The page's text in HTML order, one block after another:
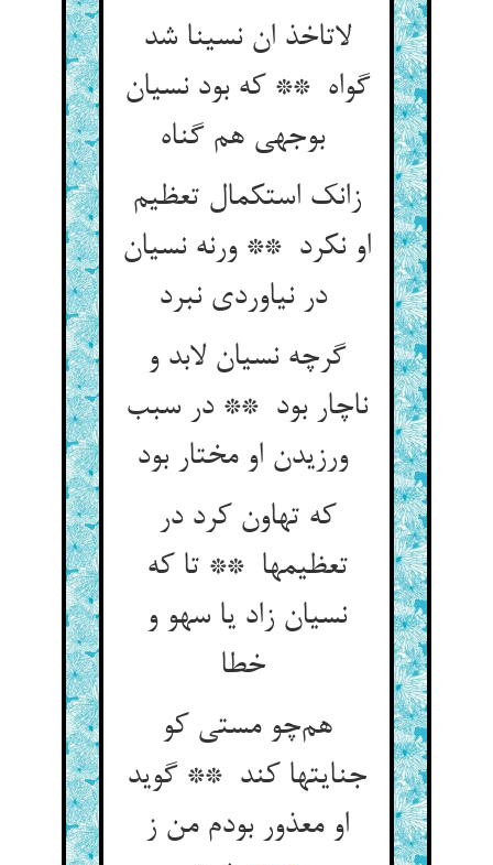
لاتاخذ ان نسینا شد
گواه ** که بود نسیان
بوجهی هم گناه
زانک استکمال تعظیم
او نکرد ** ورنه نسیان
در نیاوردی نبرد
گرچه نسیان لابد و
ناچار بود ** در سبب
ورزیدن او مختار بود
که تهاون کرد در
تعظیمها ** تا که
نسیان زاد یا سهو و
خطا
هم‌چو مستی کو
جنایتها کند ** گوید
او معذور بودم من ز